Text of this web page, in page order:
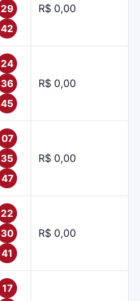
29
42
R$ 0,00
24
36
45
R$ 0,00
07
35
47
R$ 0,00
22
30
41
R$ 0,00
17